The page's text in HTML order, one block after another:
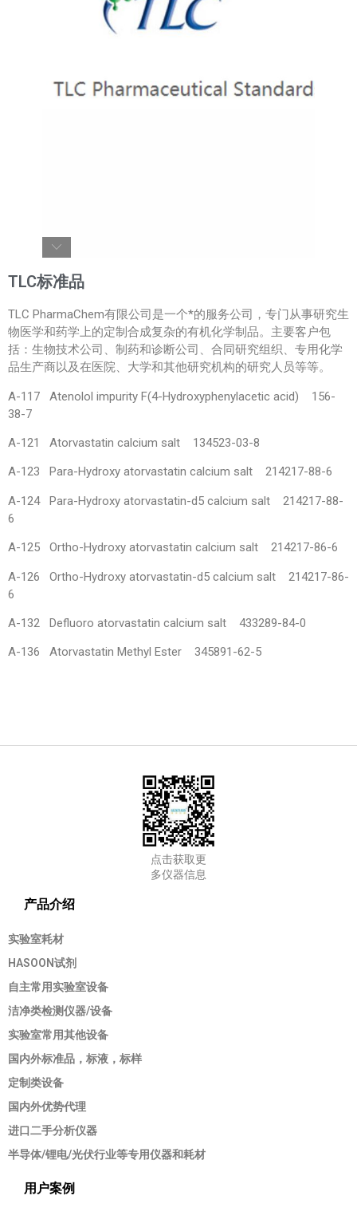
TLC标准品
TLC PharmaChem有限公司是一个*的服务公司，专门从事研究生
物医学和药学上的定制合成复杂的有机化学制品。主要客户包
括：生物技术公司、制药和诊断公司、合同研究组织、专用化学
品生产商以及在医院、大学和其他研究机构的研究人员等等。
A-117 Atenolol impurity F(4-Hydroxyphenylacetic acid) 156-
38-7
A-121 Atorvastatin calcium salt 134523-03-8
A-123 Para-Hydroxy atorvastatin calcium salt 214217-88-6
A-124 Para-Hydroxy atorvastatin-d5 calcium salt 214217-88-
6
A-125 Ortho-Hydroxy atorvastatin calcium salt 214217-86-6
A-126 Ortho-Hydroxy atorvastatin-d5 calcium salt 214217-86-
6
A-132 Defluoro atorvastatin calcium salt 433289-84-0
A-136 Atorvastatin Methyl Ester 345891-62-5
点击获取更
多仪器信息
产品介绍
实验室耗材
HASOON试剂
自主常用实验室设备
洁净类检测仪器/设备
实验室常用其他设备
国内外标准品，标液，标样
定制类设备
国内外优势代理
进口二手分析仪器
半导体/锂电/光伏行业等专用仪器和耗材
用户案例